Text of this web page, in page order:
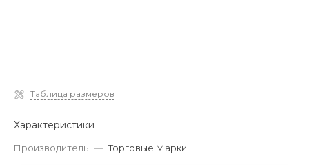
Таблица размеров
Характеристики
Производитель — Торговые Марки